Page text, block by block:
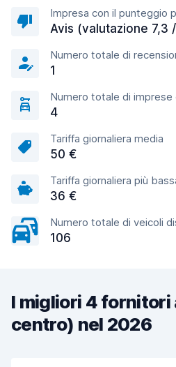
Impresa con il punteggio
Avis (valutazione 7,3
Numero totale di
1
Numero totale di imprese
4
Tariffa giornaliera media
50 €
Tariffa giornaliera più
36 €
Numero totale di veicoli
106
I migliori 4 fornitori
centro) nel 2026